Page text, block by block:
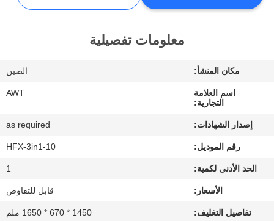
نتحدث
الموقع
معلومات تفصيلية
مكان المنشأ: الصين
اسم العلامة
التجارية:
AWT
إصدار الشهادات: as required
رقم الموديل: HFX-3in1-10
الحد الأدنى لكمية: 1
الأسعار: قابل للتفاوض
تفاصيل التغليف: 1450 * 670 * 1650 ملم